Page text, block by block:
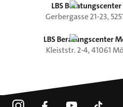
LBS
Gerbergasse21-23,
LBS Beratungscenter
Kleiststr. 2-4,41061